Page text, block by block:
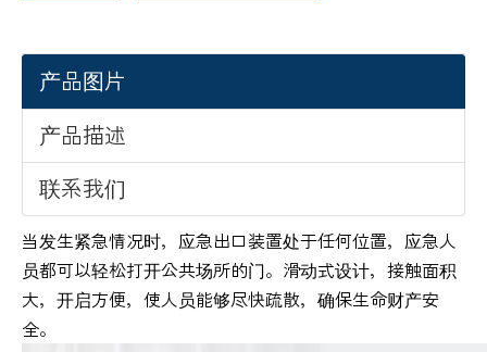
产品图片
产品描述
联系我们
当发生紧急情况时，应急出口装置处于任何位置，应急人
员都可以轻松打开公共场所的门。滑动式设计，接触面积
大，开启方便，使人员能够尽快疏散，确保生命财产安
全。